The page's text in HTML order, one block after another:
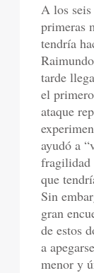
A los
primeras
tendría
tarde
el
ataque
ayudó a
fragilidad
que
Sin
gran
de estos
a
menor y